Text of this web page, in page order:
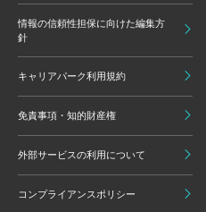
情報の信頼性担保に向けた編集方
針
キャリアパーク利用規約
免責事項・知的財産権
外部サービスの利用について
コンプライアンスポリシー